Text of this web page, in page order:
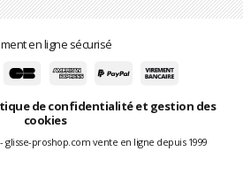
en ligne sécurisé
de confidentialité et gestion des
cookies
glisse-proshop.com vente en ligne depuis 1999